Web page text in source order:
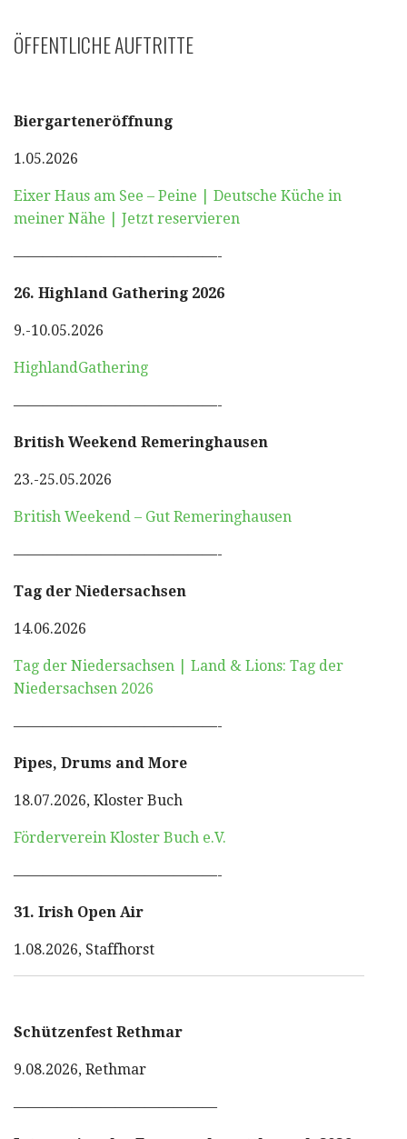
ÖFFENTLICHE AUFTRITTE
Biergarteneröffnung
1.05.2026
Eixer Haus am See – Peine | Deutsche Küche in
meiner Nähe | Jetzt reservieren
——————————————-
26. Highland Gathering 2026
9.-10.05.2026
HighlandGathering
——————————————-
British Weekend Remeringhausen
23.-25.05.2026
British Weekend – Gut Remeringhausen
——————————————-
Tag der Niedersachsen
14.06.2026
Tag der Niedersachsen | Land & Lions: Tag der
Niedersachsen 2026
——————————————-
Pipes, Drums and More
18.07.2026, Kloster Buch
Förderverein Kloster Buch e.V.
——————————————-
31. Irish Open Air
1.08.2026, Staffhorst
Schützenfest Rethmar
9.08.2026, Rethmar
——————————————